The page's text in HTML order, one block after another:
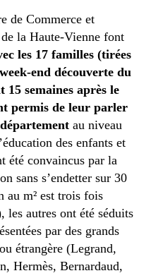
de Commerce et
la Haute-Vienne font
les 17 familles (tirées
end découverte du
15 semaines après le
permis de leur parler
au niveau
des enfants et
été convaincus par la
sans s’endetter sur 30
au m² est trois fois
autres ont été séduits
par des grands
étrangère (Legrand,
Hermès, Bernardaud,